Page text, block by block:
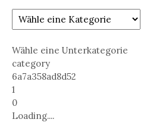
Wähle eine Unterkategorie
category
6a7a358ad8d52
1
0
Loading....